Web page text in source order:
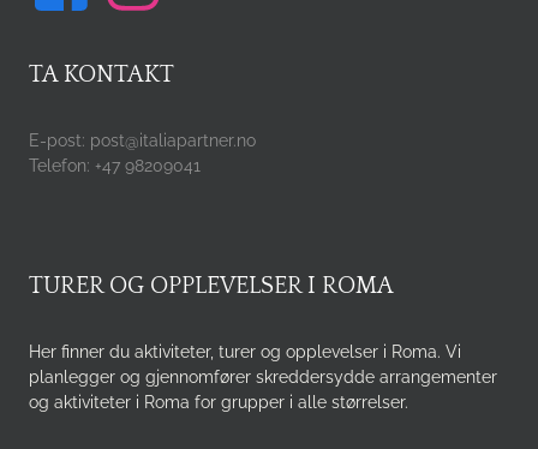
TA KONTAKT
E-post: post@italiapartner.no
Telefon: +47 98209041
TURER OG OPPLEVELSER I ROMA
Her finner du aktiviteter, turer og opplevelser i Roma. Vi
planlegger og gjennomfører skreddersydde arrangementer
og aktiviteter i Roma for grupper i alle størrelser.